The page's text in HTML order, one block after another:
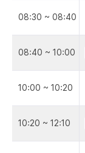
08:30 ~ 08:40
08:40 ~ 10:00
10:00 ~ 10:20
10:20 ~ 12:10